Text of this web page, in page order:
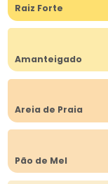
Raiz Forte
Amanteigado
Areia de Praia
Pão de Mel